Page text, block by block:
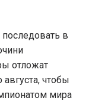
в
отложат
чтобы
мира